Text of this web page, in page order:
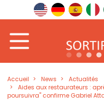
Accueil News
Actualités
Aides aux restaurateurs :
poursuivra" confirme Gabriel